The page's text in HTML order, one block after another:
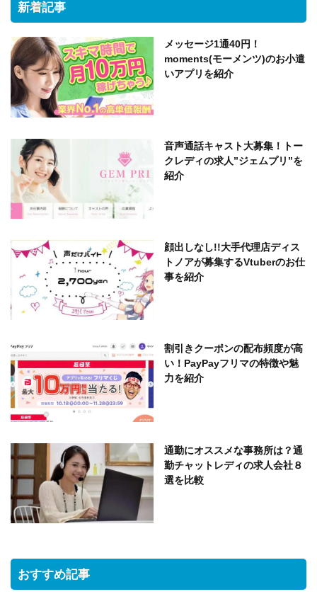
新着記事
メッセージ1通40円！
moments(モーメンツ)のお小遣
いアプリを紹介
音声通話キャスト大募集！トー
クレディの求人”ジェムプリ”を
紹介
顔出しなし!!大手代理店ディス
トノアが募集するVtuberのお仕
事を紹介
割引きクーポンの配布頻度が高
い！PayPayフリマの特徴や魅
力を紹介
通勤にオススメな事務所は？通
勤チャットレディの求人会社８
選を比較
おすすめ記事